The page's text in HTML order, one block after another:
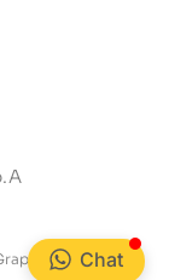
Chat
VI